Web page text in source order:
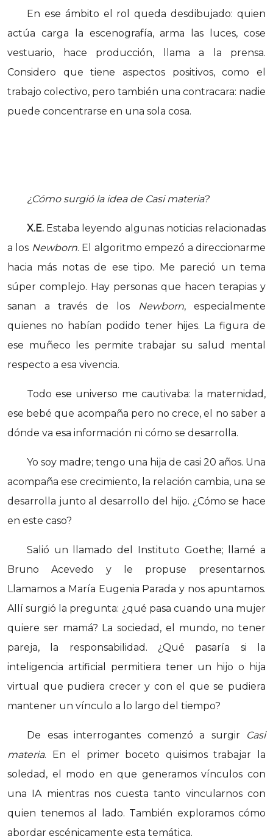
En ese ámbito el rol queda desdibujado: quien
actúa carga la escenografía, arma las luces, cose
vestuario, hace producción, llama a la prensa.
Considero que tiene aspectos positivos, como el
trabajo colectivo, pero también una contracara: nadie
puede concentrarse en una sola cosa.
¿Cómo surgió la idea de Casi materia?
X.E. Estaba leyendo algunas noticias relacionadas
a los Newborn. El algoritmo empezó a direccionarme
hacia más notas de ese tipo. Me pareció un tema
súper complejo. Hay personas que hacen terapias y
sanan a través de los
Newborn, especialmente
quienes no habían podido tener hijes. La figura de
ese muñeco les permite trabajar su salud mental
respecto a esa vivencia.
Todo ese universo me cautivaba: la maternidad,
ese bebé que acompaña pero no crece, el no saber a
dónde va esa información ni cómo se desarrolla.
Yo soy madre; tengo una hija de casi 20 años. Una
acompaña ese crecimiento, la relación cambia, una se
desarrolla junto al desarrollo del hijo. ¿Cómo se hace
en este caso?
Salió un llamado del Instituto Goethe; llamé a
Bruno Acevedo y le propuse presentarnos.
Llamamos a María Eugenia Parada y nos apuntamos.
Allí surgió la pregunta: ¿qué pasa cuando una mujer
quiere ser mamá? La sociedad, el mundo, no tener
pareja, la responsabilidad. ¿Qué pasaría si la
inteligencia artificial permitiera tener un hijo o hija
virtual que pudiera crecer y con el que se pudiera
mantener un vínculo a lo largo del tiempo?
De esas interrogantes comenzó a surgir
Casi
materia. En el primer boceto quisimos trabajar la
soledad, el modo en que generamos vínculos con
una IA mientras nos cuesta tanto vincularnos con
quien tenemos al lado. También exploramos cómo
abordar escénicamente esta temática.